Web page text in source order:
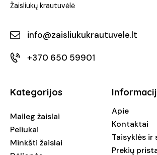
Žaisliukų krautuvėlė
info@zaisliukukrautuvele.lt
+370 650 59901
Kategorijos
Maileg žaislai
Peliukai
Minkšti žaislai
Apie
Kontaktai
Taisyklės ir
Prekių